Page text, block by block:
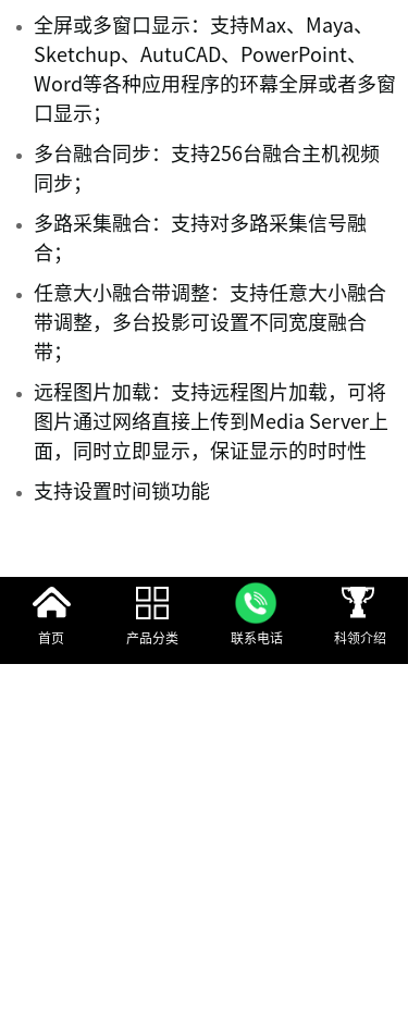
全屏或多窗口显示：支持Max、Maya、
Sketchup、AutuCAD、PowerPoint、
Word等各种应用程序的环幕全屏或者多窗
口显示；
多台融合同步：支持256台融合主机视频
同步；
多路采集融合：支持对多路采集信号融
合；
任意大小融合带调整：支持任意大小融合
带调整，多台投影可设置不同宽度融合
带；
远程图片加载：支持远程图片加载，可将
图片通过网络直接上传到Media Server上
面，同时立即显示，保证显示的时时性
支持设置时间锁功能
微信公众号
联系电话 科领介绍
首页 产品分类